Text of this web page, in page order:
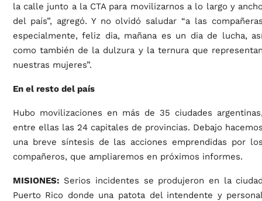
la calle junto a la CTA para movilizarnos a lo largo y
del país”, agregó. Y no olvidó saludar “a las
especialmente, feliz dia, mañana es un dia de lucha,
como también de la dulzura y la ternura que
nuestras mujeres”.
En el resto del país
Hubo movilizaciones en más de 35 ciudades
entre ellas las 24 capitales de provincias. Debajo
una breve síntesis de las acciones emprendidas por
compañeros, que ampliaremos en próximos informes.
MISIONES: Serios incidentes se produjeron en la
Puerto Rico donde una patota del intendente y